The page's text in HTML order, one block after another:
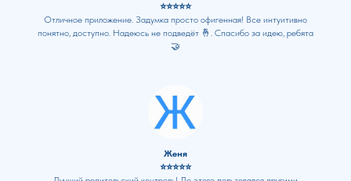
⭐⭐⭐⭐⭐
Отличное приложение. Задумка просто офигенная! Все интуитивно
понятно, доступно. Надеюсь не подведёт 🤞. Спасибо за идею, ребята
🤝
Женя
⭐⭐⭐⭐⭐